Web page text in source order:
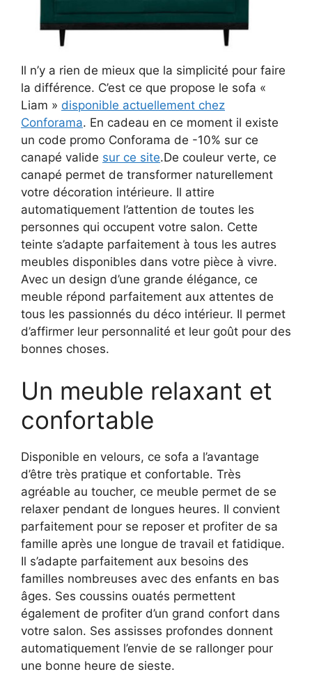
Il n’y a rien de mieux que la simplicité pour faire
la différence. C’est ce que propose le sofa «
Liam » disponible actuellement chez
Conforama. En cadeau en ce moment il existe
un code promo Conforama de -10% sur ce
canapé valide sur ce site.De couleur verte, ce
canapé permet de transformer naturellement
votre décoration intérieure. Il attire
automatiquement l’attention de toutes les
personnes qui occupent votre salon. Cette
teinte s’adapte parfaitement à tous les autres
meubles disponibles dans votre pièce à vivre.
Avec un design d’une grande élégance, ce
meuble répond parfaitement aux attentes de
tous les passionnés du déco intérieur. Il permet
d’affirmer leur personnalité et leur goût pour des
bonnes choses.
Un meuble relaxant et
confortable
Disponible en velours, ce sofa a l’avantage
d’être très pratique et confortable. Très
agréable au toucher, ce meuble permet de se
relaxer pendant de longues heures. Il convient
parfaitement pour se reposer et profiter de sa
famille après une longue de travail et fatidique.
Il s’adapte parfaitement aux besoins des
familles nombreuses avec des enfants en bas
âges. Ses coussins ouatés permettent
également de profiter d’un grand confort dans
votre salon. Ses assisses profondes donnent
automatiquement l’envie de se rallonger pour
une bonne heure de sieste.